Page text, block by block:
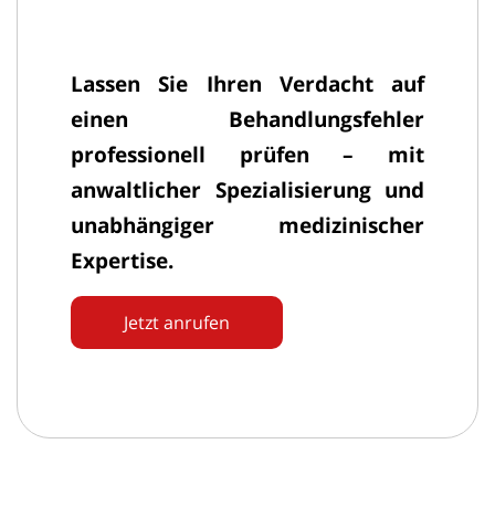
Lassen Sie Ihren Verdacht auf
einen Behandlungsfehler
professionell prüfen – mit
anwaltlicher Spezialisierung und
unabhängiger medizinischer
Expertise.
Jetzt anrufen